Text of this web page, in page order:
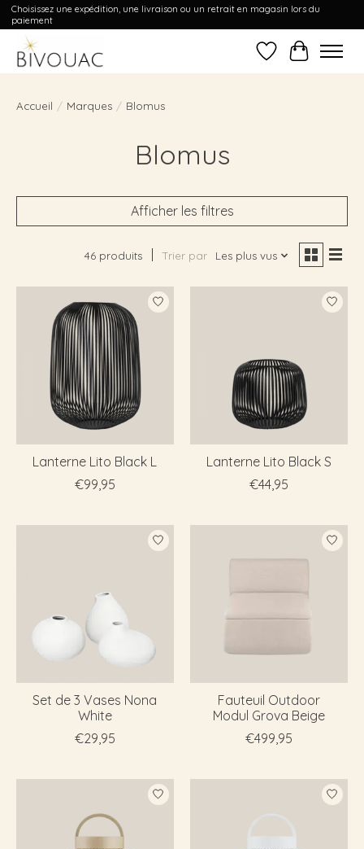
Choisissez une expédition, une livraison ou un retrait en magasin lors du
paiement
Liste dePanier
Accueil / Marques / Blomus
Blomus
Afficher les filtres
46 produits Trier par Les plus vus
Lanterne Lito Black L
€99,95
Lanterne Lito Black S
€44,95
Set de 3 Vases Nona
White
€29,95
Fauteuil Outdoor
Modul Grova Beige
€499,95